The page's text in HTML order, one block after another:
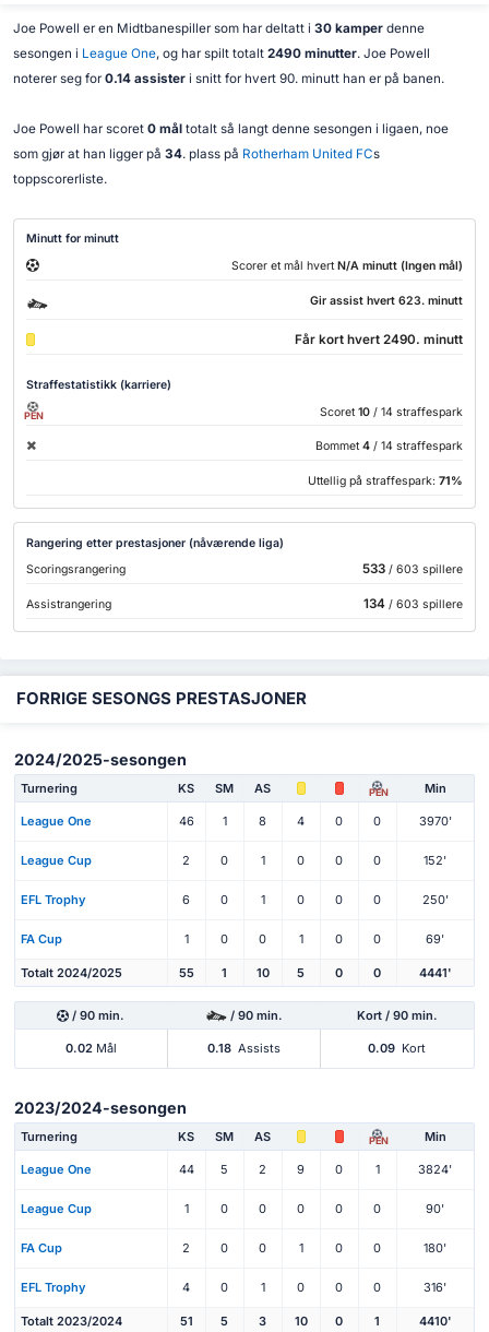
Joe Powell er en Midtbanespiller som har deltatt i 30 kamperdenne
sesongen i League One, og har spilt totalt 2490 minutter. Joe Powell
noterer seg for 0.14 assisteri snitt for hvert 90. minutt han er på banen.
Joe Powell har scoret 0 måltotalt så langt denne sesongen i ligaen, noe
som gjør at han ligger på 34. plass på Rotherham United FCs
toppscorerliste.
Minutt for minutt
Scorer et mål hvertN/A minutt (Ingen mål)
Gir assist hvert 623. minutt
Får kort hvert 2490. minutt
Straffestatistikk (karriere)
PEN Scoret 10 / 14 straffespark
Bommet 4 / 14 straffespark
Uttellig på straffespark: 71%
Rangering etter prestasjoner (nåværende liga)
Scoringsrangering
533/ 603 spillere
Assistrangering 134/ 603 spillere
FORRIGE SESONGS PRESTASJONER
2024/2025-sesongen
Turnering KS SM AS PEN Min
League One 46 1 8 4 0 0 3970'
League Cup 2 0 1 0 0 0 152'
EFL Trophy 6 0 1 0 0 0 250'
FA Cup 1 0 0 1 0 0 69'
Totalt 2024/2025 55 1 10 5 0 0 4441'
/ 90 min. / 90 min. Kort / 90 min.
0.02Mål 0.18 Assists 0.09 Kort
2023/2024-sesongen
Turnering KS SM AS PEN Min
League One 44 5 2 9 0 1 3824'
League Cup 1 0 0 0 0 0 90'
FA Cup 2 0 0 1 0 0 180'
EFL Trophy 4 0 1 0 0 0 316'
Totalt 2023/2024 51 5 3 10 0 1 4410'